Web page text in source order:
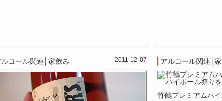
ルコール関連 家飲み 2011-12-07 アルコール関連
竹鶴プレミアムハ